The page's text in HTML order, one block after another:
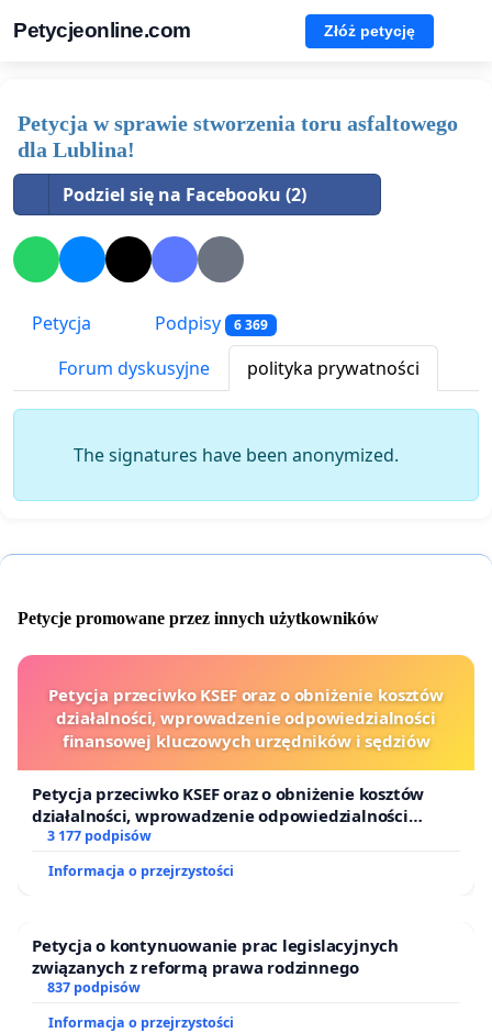
Petycjeonline.com Złóż petycję
Petycja w sprawie stworzenia toru asfaltowego
dla Lublina!
Podziel się na Facebooku (2)
Petycja Podpisy 6 369
Forum dyskusyjne polityka prywatności
The signatures have been anonymized.
Petycje promowane przez innych użytkowników
Petycja przeciwko KSEF oraz o obniżenie kosztów
działalności, wprowadzenie odpowiedzialności
finansowej kluczowych urzędników i sędziów
Petycja przeciwko KSEF oraz o obniżenie kosztów
działalności, wprowadzenie odpowiedzialności
finansowej kluczowych urzędników i sędziów
3 177 podpisów
Informacja o przejrzystości
Petycja o kontynuowanie prac legislacyjnych
związanych z reformą prawa rodzinnego
837 podpisów
Informacja o przejrzystości